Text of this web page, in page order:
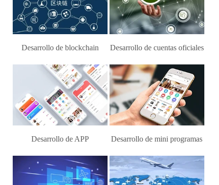
Desarrollo de blockchain Desarrollo de cuentas oficiales
Desarrollo de APP Desarrollo de mini programas